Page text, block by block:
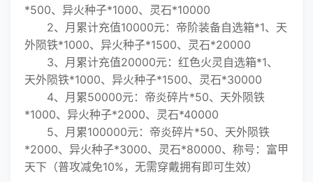
*500、异火种子*1000、灵石*10000
2、月累计充值10000元：帝阶装备自选箱*1、天
外陨铁*1000、异火种子*1500、灵石*20000
3、月累计充值20000元：红色火灵自选箱*1、
天外陨铁*1000、异火种子*1500、灵石*30000
4、月累50000元：帝炎碎片*50、天外陨铁
*1000、异火种子*2000、灵石*40000
5、月累100000元：帝炎碎片*50、天外陨铁
*2000、异火种子*3000、灵石*80000、称号：富甲
天下（普攻减免10%，无需穿戴拥有即可生效）